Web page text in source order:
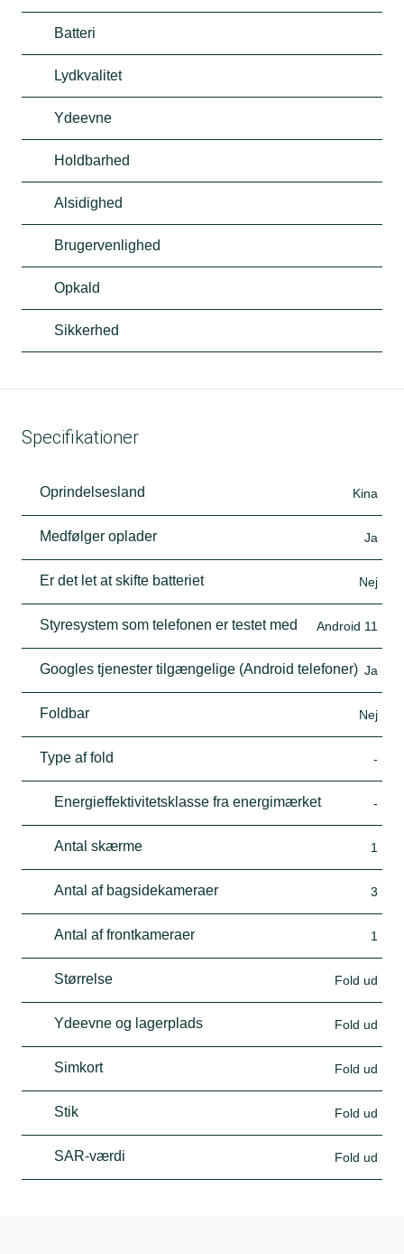
Batteri
Lydkvalitet
Ydeevne
Holdbarhed
Alsidighed
Brugervenlighed
Opkald
Sikkerhed
Specifikationer
Oprindelsesland Kina
Medfølger oplader Ja
Er det let at skifte batteriet Nej
Styresystem som telefonen er testet med Android 11
Googles tjenester tilgængelige (Android telefoner) Ja
Foldbar Nej
Type af fold -
Energieffektivitetsklasse fra energimærket -
Antal skærme 1
Antal af bagsidekameraer 3
Antal af frontkameraer 1
Størrelse Fold ud
Ydeevne og lagerplads Fold ud
Simkort Fold ud
Stik Fold ud
SAR-værdi Fold ud